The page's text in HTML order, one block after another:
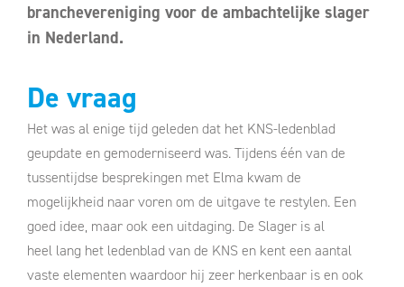
branchevereniging voor de ambachtelijke slager
in Nederland.
De vraag
Het was al enige tijd geleden dat het KNS-ledenblad
geupdate en gemoderniseerd was. Tijdens één van de
tussentijdse besprekingen met Elma kwam de
mogelijkheid naar voren om de uitgave te restylen. Een
goed idee, maar ook een uitdaging. De Slager is al
heel lang het ledenblad van de KNS en kent een aantal
vaste elementen waardoor hij zeer herkenbaar is en ook